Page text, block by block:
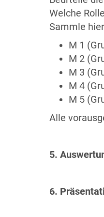
Welche
Sammle
M 1
M 2
M 3
M 4
M 5
Alle
5.
6.